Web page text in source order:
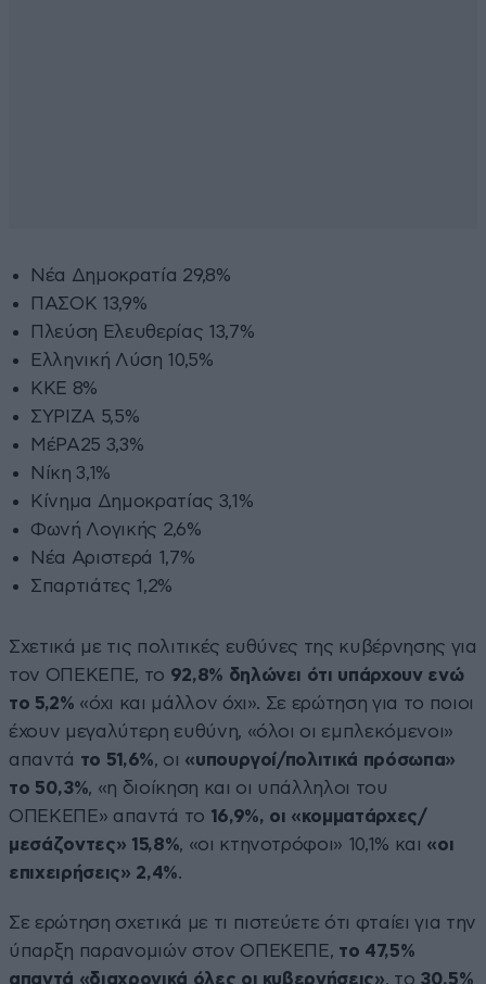
Νέα Δημοκρατία 29,8%
ΠΑΣΟΚ 13,9%
Πλεύση Ελευθερίας 13,7%
Ελληνική Λύση 10,5%
ΚΚΕ 8%
ΣΥΡΙΖΑ 5,5%
ΜέΡΑ25 3,3%
Νίκη 3,1%
Κίνημα Δημοκρατίας 3,1%
Φωνή Λογικής 2,6%
Νέα Αριστερά 1,7%
Σπαρτιάτες 1,2%
Σχετικά με τις πολιτικές ευθύνες της κυβέρνησης για
τον ΟΠΕΚΕΠΕ, το 92,8% δηλώνει ότι υπάρχουν ενώ
το 5,2% «όχι και μάλλον όχι». Σε ερώτηση για το ποιοι
έχουν μεγαλύτερη ευθύνη, «όλοι οι εμπλεκόμενοι»
απαντά το 51,6%, οι «υπουργοί/πολιτικά πρόσωπα»
το 50,3%, «η διοίκηση και οι υπάλληλοι του
ΟΠΕΚΕΠΕ» απαντά το 16,9%, οι «κομματάρχες/
μεσάζοντες» 15,8%, «οι κτηνοτρόφοι» 10,1% και «οι
επιχειρήσεις» 2,4%.
Σε ερώτηση σχετικά με τι πιστεύετε ότι φταίει για την
ύπαρξη παρανομιών στον ΟΠΕΚΕΠΕ, το 47,5%
απαντά «διαχρονικά όλες οι κυβερνήσεις», το 30,5%